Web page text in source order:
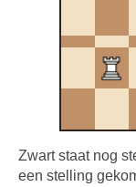
Zwart staat nog
een stelling